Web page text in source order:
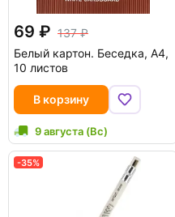
69
137
Белый картон. Беседка, А4,
10 листов
В корзину
9 августа (Вс)
-35%